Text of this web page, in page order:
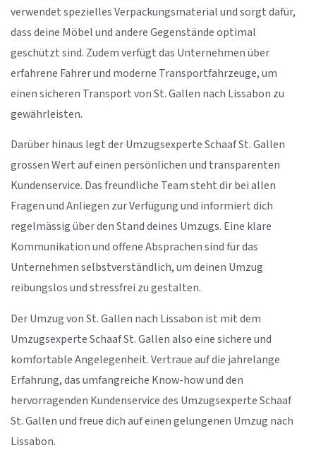
verwendet spezielles Verpackungsmaterial und sorgt dafür,
dass deine Möbel und andere Gegenstände optimal
geschützt sind. Zudem verfügt das Unternehmen über
erfahrene Fahrer und moderne Transportfahrzeuge, um
einen sicheren Transport von St. Gallen nach Lissabon zu
gewährleisten.
Darüber hinaus legt der Umzugsexperte Schaaf St. Gallen
grossen Wert auf einen persönlichen und transparenten
Kundenservice. Das freundliche Team steht dir bei allen
Fragen und Anliegen zur Verfügung und informiert dich
regelmässig über den Stand deines Umzugs. Eine klare
Kommunikation und offene Absprachen sind für das
Unternehmen selbstverständlich, um deinen Umzug
reibungslos und stressfrei zu gestalten.
Der Umzug von St. Gallen nach Lissabon ist mit dem
Umzugsexperte Schaaf St. Gallen also eine sichere und
komfortable Angelegenheit. Vertraue auf die jahrelange
Erfahrung, das umfangreiche Know-how und den
hervorragenden Kundenservice des Umzugsexperte Schaaf
St. Gallen und freue dich auf einen gelungenen Umzug nach
Lissabon.